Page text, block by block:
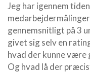
Jeg har igennem
gennemsnitligt på 3
givet sig selv en
hvad der kunne være
Og hvad lå der